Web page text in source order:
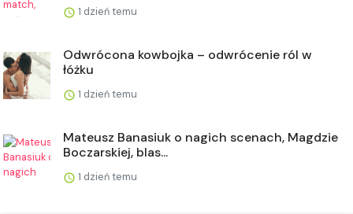
1 dzień temu
Odwrócona kowbojka – odwrócenie ról w
łóżku
1 dzień temu
Mateusz Banasiuk o nagich scenach, Magdzie
Boczarskiej, blas...
1 dzień temu